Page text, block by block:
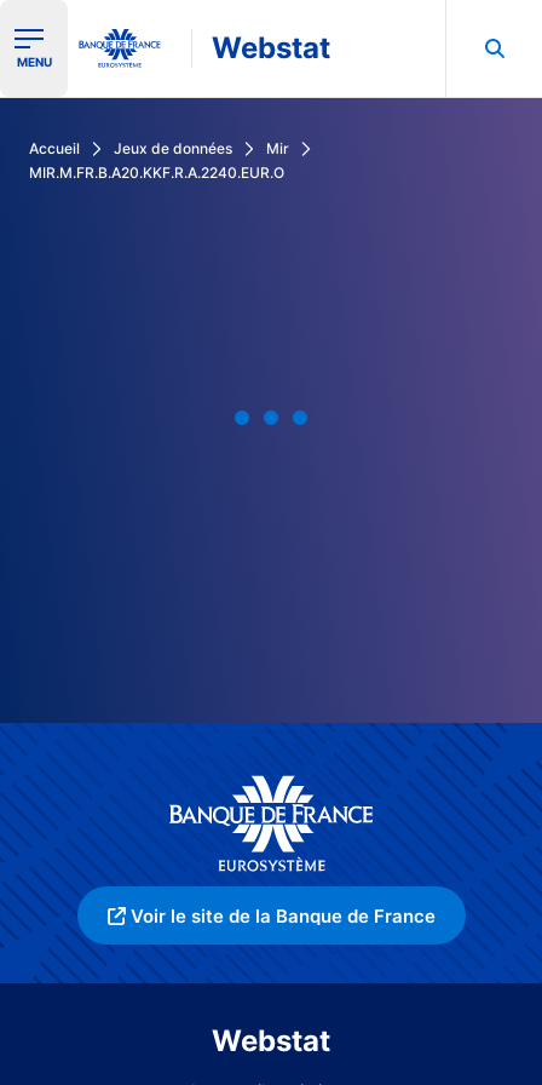
Ouvrir le menu de navigation
MENU Webstat
Accueil Jeux de données
Mir
MIR.M.FR.B.A20.KKF.R.A.2240.EUR.O
Voir le site de la Banque de France
Webstat